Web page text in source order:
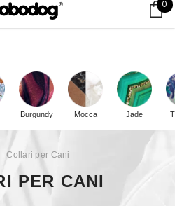
gratuita da100
00
Burgundy Mocca Jade
Collari per Cani
PER CANI